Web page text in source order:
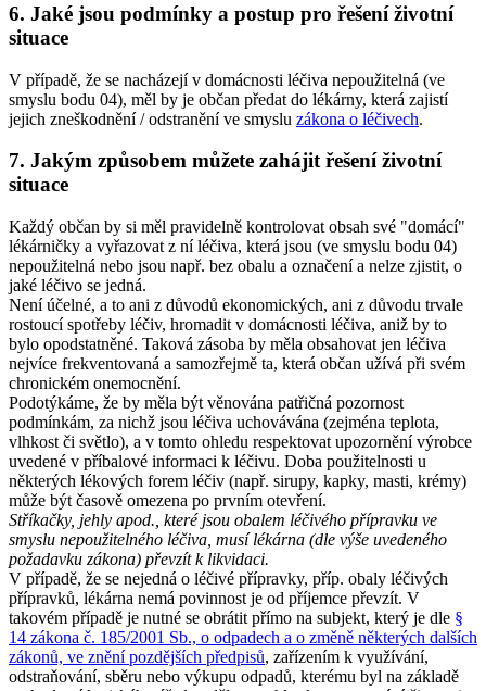
6. Jaké jsou podmínky a postup pro řešení životní
situace
V případě, že se nacházejí v domácnosti léčiva nepoužitelná (ve
smyslu bodu 04), měl by je občan předat do lékárny, která zajistí
jejich zneškodnění / odstranění ve smyslu zákona o léčivech.
7. Jakým způsobem můžete zahájit řešení životní
situace
Každý občan by si měl pravidelně kontrolovat obsah své "domácí"
lékárničky a vyřazovat z ní léčiva, která jsou (ve smyslu bodu 04)
nepoužitelná nebo jsou např. bez obalu a označení a nelze zjistit, o
jaké léčivo se jedná.
Není účelné, a to ani z důvodů ekonomických, ani z důvodu trvale
rostoucí spotřeby léčiv, hromadit v domácnosti léčiva, aniž by to
bylo opodstatněné. Taková zásoba by měla obsahovat jen léčiva
nejvíce frekventovaná a samozřejmě ta, která občan užívá při svém
chronickém onemocnění.
Podotýkáme, že by měla být věnována patřičná pozornost
podmínkám, za nichž jsou léčiva uchovávána (zejména teplota,
vlhkost či světlo), a v tomto ohledu respektovat upozornění výrobce
uvedené v příbalové informaci k léčivu. Doba použitelnosti u
některých lékových forem léčiv (např. sirupy, kapky, masti, krémy)
může být časově omezena po prvním otevření.
Stříkačky, jehly apod., které jsou obalem léčivého přípravku ve
smyslu nepoužitelného léčiva, musí lékárna (dle výše uvedeného
požadavku zákona) převzít k likvidaci.
V případě, že se nejedná o léčivé přípravky, příp. obaly léčivých
přípravků, lékárna nemá povinnost je od příjemce převzít. V
takovém případě je nutné se obrátit přímo na subjekt, který je dle §
14 zákona č. 185/2001 Sb., o odpadech a o změně některých dalších
zákonů, ve znění pozdějších předpisů, zařízením k využívání,
odstraňování, sběru nebo výkupu odpadů, kterému byl na základě